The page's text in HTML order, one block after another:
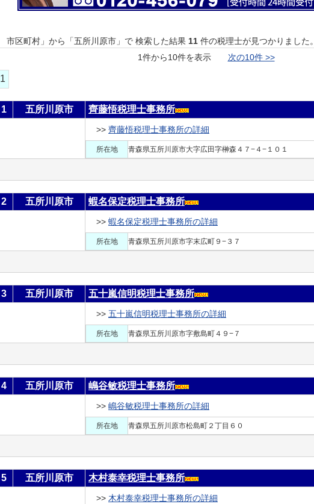
市区町村」から「五所川原市」で 検索した結果 11 件の税理士が見つかりました。
1件から10件を表示 次の10件 >>
1
1 五所川原市 齊藤悟税理士事務所
>> 齊藤悟税理士事務所の詳細
所在地 青森県五所川原市大字広田字榊森４７−４−１０１
2 五所川原市 蝦名保定税理士事務所
>> 蝦名保定税理士事務所の詳細
所在地 青森県五所川原市字末広町９−３７
3 五所川原市 五十嵐信明税理士事務所
>> 五十嵐信明税理士事務所の詳細
所在地 青森県五所川原市字敷島町４９−７
4 五所川原市 嶋谷敏税理士事務所
>> 嶋谷敏税理士事務所の詳細
所在地 青森県五所川原市松島町２丁目６０
5 五所川原市 木村泰幸税理士事務所
>> 木村泰幸税理士事務所の詳細